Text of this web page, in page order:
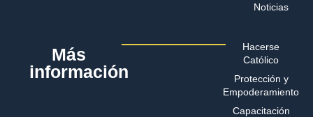
Noticias
Más
información
Hacerse
Católico
Protección y
Empoderamiento
Capacitación